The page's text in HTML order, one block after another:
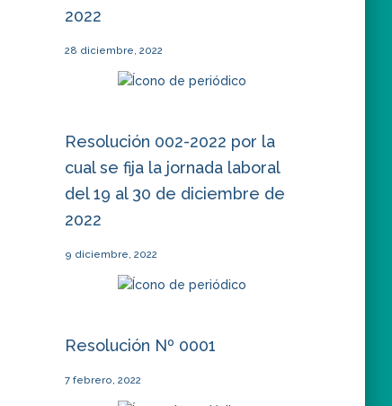
2022
28 diciembre, 2022
Resolución 002-2022 por la
cual se fija la jornada laboral
del 19 al 30 de diciembre de
2022
9 diciembre, 2022
Resolución Nº 0001
7 febrero, 2022